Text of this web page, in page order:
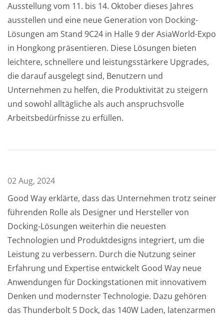
Ausstellung vom 11. bis 14. Oktober dieses Jahres
ausstellen und eine neue Generation von Docking-
Lösungen am Stand 9C24 in Halle 9 der AsiaWorld-Expo
in Hongkong präsentieren. Diese Lösungen bieten
leichtere, schnellere und leistungsstärkere Upgrades,
die darauf ausgelegt sind, Benutzern und
Unternehmen zu helfen, die Produktivität zu steigern
und sowohl alltägliche als auch anspruchsvolle
Arbeitsbedürfnisse zu erfüllen.
02 Aug, 2024
Good Way erklärte, dass das Unternehmen trotz seiner
führenden Rolle als Designer und Hersteller von
Docking-Lösungen weiterhin die neuesten
Technologien und Produktdesigns integriert, um die
Leistung zu verbessern. Durch die Nutzung seiner
Erfahrung und Expertise entwickelt Good Way neue
Anwendungen für Dockingstationen mit innovativem
Denken und modernster Technologie. Dazu gehören
das Thunderbolt 5 Dock, das 140W Laden, latenzarmen